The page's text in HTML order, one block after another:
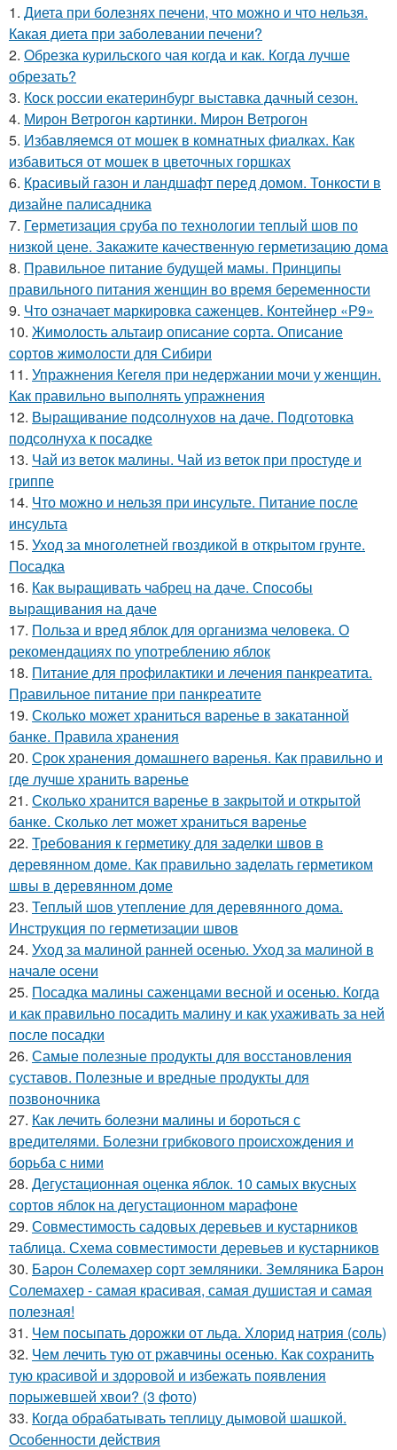
1. Диета при болезнях печени, что можно и что нельзя.
Какая диета при заболевании печени?
2. Обрезка курильского чая когда и как. Когда лучше
обрезать?
3. Коск россии екатеринбург выставка дачный сезон.
4. Мирон Ветрогон картинки. Мирон Ветрогон
5. Избавляемся от мошек в комнатных фиалках. Как
избавиться от мошек в цветочных горшках
6. Красивый газон и ландшафт перед домом. Тонкости в
дизайне палисадника
7. Герметизация сруба по технологии теплый шов по
низкой цене. Закажите качественную герметизацию дома
8. Правильное питание будущей мамы. Принципы
правильного питания женщин во время беременности
9. Что означает маркировка саженцев. Контейнер «Р9»
10. Жимолость альтаир описание сорта. Описание
сортов жимолости для Сибири
11. Упражнения Кегеля при недержании мочи у женщин.
Как правильно выполнять упражнения
12. Выращивание подсолнухов на даче. Подготовка
подсолнуха к посадке
13. Чай из веток малины. Чай из веток при простуде и
гриппе
14. Что можно и нельзя при инсульте. Питание после
инсульта
15. Уход за многолетней гвоздикой в открытом грунте.
Посадка
16. Как выращивать чабрец на даче. Способы
выращивания на даче
17. Польза и вред яблок для организма человека. О
рекомендациях по употреблению яблок
18. Питание для профилактики и лечения панкреатита.
Правильное питание при панкреатите
19. Сколько может храниться варенье в закатанной
банке. Правила хранения
20. Срок хранения домашнего варенья. Как правильно и
где лучше хранить варенье
21. Сколько хранится варенье в закрытой и открытой
банке. Сколько лет может храниться варенье
22. Требования к герметику для заделки швов в
деревянном доме. Как правильно заделать герметиком
швы в деревянном доме
23. Теплый шов утепление для деревянного дома.
Инструкция по герметизации швов
24. Уход за малиной ранней осенью. Уход за малиной в
начале осени
25. Посадка малины саженцами весной и осенью. Когда
и как правильно посадить малину и как ухаживать за ней
после посадки
26. Самые полезные продукты для восстановления
суставов. Полезные и вредные продукты для
позвоночника
27. Как лечить болезни малины и бороться с
вредителями. Болезни грибкового происхождения и
борьба с ними
28. Дегустационная оценка яблок. 10 самых вкусных
сортов яблок на дегустационном марафоне
29. Совместимость садовых деревьев и кустарников
таблица. Схема совместимости деревьев и кустарников
30. Барон Солемахер сорт земляники. Земляника Барон
Солемахер - самая красивая, самая душистая и самая
полезная!
31. Чем посыпать дорожки от льда. Хлорид натрия (соль)
32. Чем лечить тую от ржавчины осенью. Как сохранить
тую красивой и здоровой и избежать появления
порыжевшей хвои? (3 фото)
33. Когда обрабатывать теплицу дымовой шашкой.
Особенности действия